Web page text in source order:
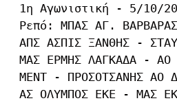
1η Αγωνιστική - 5/10/
Ρεπό: ΜΠΑΣ ΑΓ. ΒΑΡΒΑΡΑΣ
ΑΠΣ ΑΣΠΙΣ ΞΑΝΘΗΣ -
ΜΑΣ ΕΡΜΗΣ ΛΑΓΚΑΔΑ - ΑΟ
ΜΕΝΤ - ΠΡΟΣΟΤΣΑΝΗΣ ΑΟ
ΑΣ ΟΛΥΜΠΟΣ ΕΚΕ - ΜΑΣ